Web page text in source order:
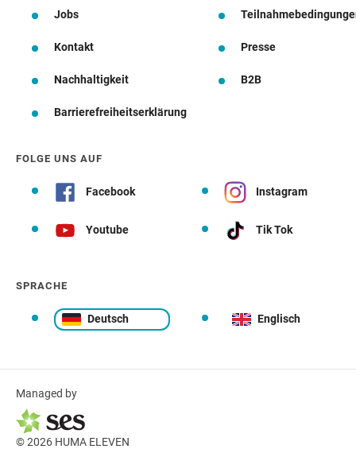
Jobs
Kontakt Presse
Nachhaltigkeit B2B
Barrierefreiheitserklärung
FOLGE UNS AUF
Facebook Instagram
Youtube Tik Tok
SPRACHE
Deutsch Englisch
Managed by
© 2026 HUMA ELEVEN